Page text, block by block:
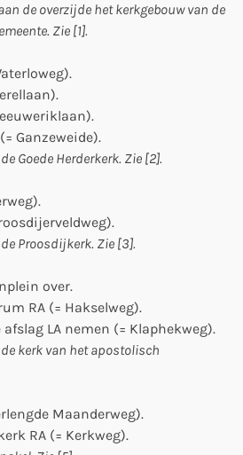
de overzijde het kerkgebouw van de
Zie [1].
Ganzeweide).
Goede Herderkerk. Zie [2].
Proosdijkerk. Zie [3].
over.
RA (= Hakselweg).
LA nemen (= Klaphekweg).
kerk van het apostolisch
Maanderweg).
RA (= Kerkweg).